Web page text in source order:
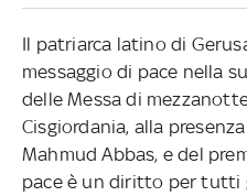
Il patriarca latino di
messaggio di pace nella
delle Messa di
Cisgiordania, alla
Mahmud Abbas, e del
pace è un diritto per tutti